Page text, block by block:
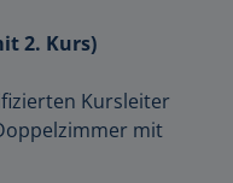
2. Kurs)
Kursleiter
mit